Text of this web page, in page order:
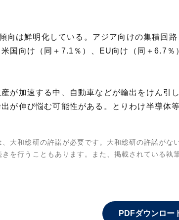
は鮮明化している。アジア向けの集積回路
国向け（同＋7.1％）、EU向け（同＋6.7％
加速する中、自動車などが輸出をけん引し
が伸び悩む可能性がある。とりわけ半導体
大和総研の許諾が必要です。大和総研の許諾がな
を行うこともあります。また、掲載されている執
PDFダウンロー